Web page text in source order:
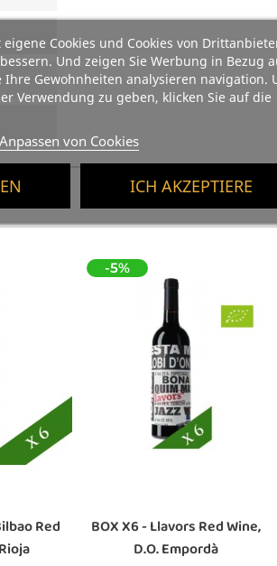
Cookies und Cookies von
Und zeigen Sie Werbung in Bezug
Gewohnheiten analysieren navigation.
Verwendung zu geben, klicken Sie auf die
Anpassen von Cookies
ICH AKZEPTIERE
Red
-5%
BOX X6 - Llavors Red Wine,
D.O. Empordà